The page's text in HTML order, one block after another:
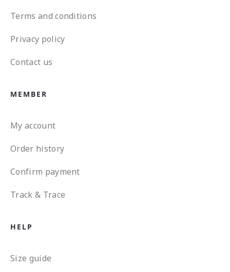
Terms and conditions
Privacy policy
Contact us
MEMBER
My account
Order history
Confirm payment
Track & Trace
HELP
Size guide